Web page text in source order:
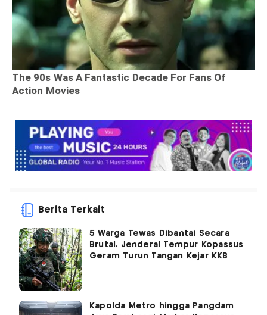
Berita Terkait
5 Warga Tewas Dibantai Secara
Brutal, Jenderal Tempur Kopassus
Geram Turun Tangan Kejar KKB
Kapolda Metro hingga Pangdam